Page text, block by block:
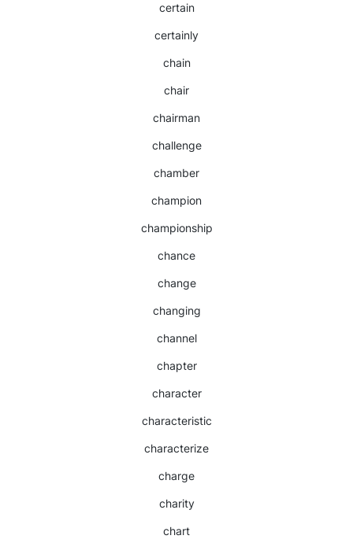
certain
certainly
chain
chair
chairman
challenge
chamber
champion
championship
chance
change
changing
channel
chapter
character
characteristic
characterize
charge
charity
chart